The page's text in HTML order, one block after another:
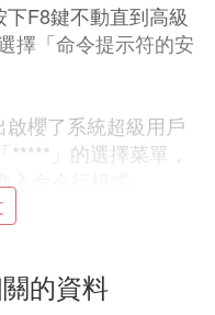
F8鍵不動直到高級
擇「命令提示符的安
櫻了系統超級用戶
*****」的選擇菜單，
入命令行模式。
/add」，強制將
，口令為12345
的資料